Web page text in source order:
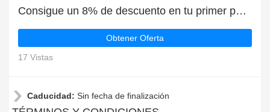
Consigue un 8% de descuento en tu primer pedido en Insta360
Obtener Oferta
17 Vistas
Caducidad: Sin fecha de finalización